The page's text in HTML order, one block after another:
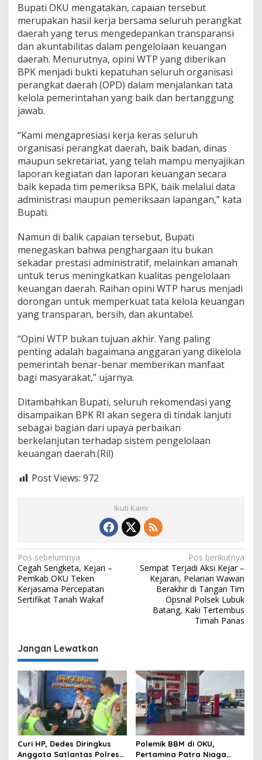
Bupati OKU mengatakan, capaian tersebut
merupakan hasil kerja bersama seluruh perangkat
daerah yang terus mengedepankan transparansi
dan akuntabilitas dalam pengelolaan keuangan
daerah. Menurutnya, opini WTP yang diberikan
BPK menjadi bukti kepatuhan seluruh organisasi
perangkat daerah (OPD) dalam menjalankan tata
kelola pemerintahan yang baik dan bertanggung
jawab.
“Kami mengapresiasi kerja keras seluruh
organisasi perangkat daerah, baik badan, dinas
maupun sekretariat, yang telah mampu menyajikan
laporan kegiatan dan laporan keuangan secara
baik kepada tim pemeriksa BPK, baik melalui data
administrasi maupun pemeriksaan lapangan,” kata
Bupati.
Namun di balik capaian tersebut, Bupati
menegaskan bahwa penghargaan itu bukan
sekadar prestasi administratif, melainkan amanah
untuk terus meningkatkan kualitas pengelolaan
keuangan daerah. Raihan opini WTP harus menjadi
dorongan untuk memperkuat tata kelola keuangan
yang transparan, bersih, dan akuntabel.
“Opini WTP bukan tujuan akhir. Yang paling
penting adalah bagaimana anggaran yang dikelola
pemerintah benar-benar memberikan manfaat
bagi masyarakat,” ujarnya.
Ditambahkan Bupati, seluruh rekomendasi yang
disampaikan BPK RI akan segera di tindak lanjuti
sebagai bagian dari upaya perbaikan
berkelanjutan terhadap sistem pengelolaan
keuangan daerah.(Ril)
Post Views: 972
Ikuti Kami
Navigasi
pos
Pos sebelumnya
Cegah Sengketa, Kejari –
Pemkab OKU Teken
Kerjasama Percepatan
Sertifikat Tanah Wakaf
Pos berikutnya
Sempat Terjadi Aksi Kejar –
Kejaran, Pelarian Wawan
Berakhir di Tangan Tim
Opsnal Polsek Lubuk
Batang, Kaki Tertembus
Timah Panas
Jangan Lewatkan
Curi HP, Dedes Diringkus
Anggota Satlantas Polres
Polemik BBM di OKU,
Pertamina Patra Niaga